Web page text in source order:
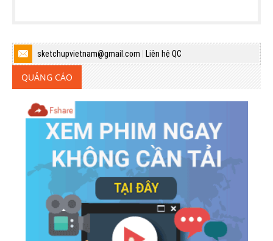
sketchupvietnam@gmail.com Liên hệ QC
QUẢNG CÁO